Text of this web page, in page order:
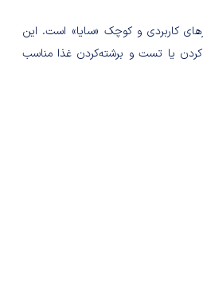
ولکان ۱۰ از آون‌توسترهای کاربردی و کوچک «سایا» است. این
یا تست و برشته‌کردن غذا مناسب